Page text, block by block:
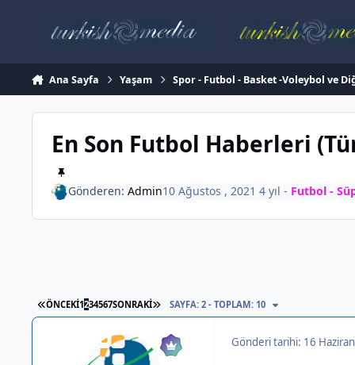
Ana Sayfa Yaşam Spor - Futbol - Basket -Voleybol ve
En Son Futbol Haberleri
Gönderen: Admin10 Ağustos , 2021 4 yıl - Futbol -
İLK SAYFA
ÖNCEKI1234567SONRAKI SON SAYFA
SAYFA: 2 - TOPLAM: 10
Gönderi tarihi: 16